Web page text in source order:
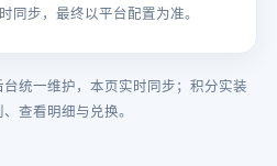
同步，最终以平台配置为准。
统一维护，本页实时同步；积分实装
查看明细与兑换。